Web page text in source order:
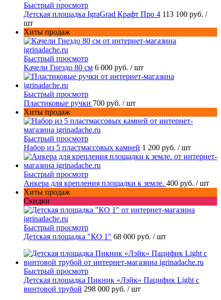
Быстрый просмотр
Детская площадка IgraGrad Крафт Про 4 113 100 руб. /
шт
Хиты продаж
Быстрый просмотр
Качели Гнездо 80 см 6 000 руб. / шт
Быстрый просмотр
Пластиковые ручки 700 руб. / шт
Хиты продаж
Быстрый просмотр
Набор из 5 пластмассовых камней 1 200 руб. / шт
Быстрый просмотр
Анкера для крепления площадки к земле. 400 руб. / шт
Хиты продаж
Скидки
Быстрый просмотр
Детская площадка "КО 1" 68 000 руб. / шт
Быстрый просмотр
Детская площадка Пикник «Лэйк» Пацифик Light с
винтовой трубой 298 000 руб. / шт